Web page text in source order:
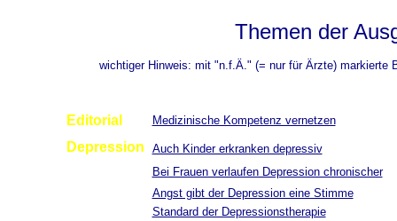
Themen der
wichtiger Hinweis: mit "n.f.Ä." (= nur für Ärzte) markierte
Editorial Medizinische Kompetenz vernetzen
Depression
Auch Kinder erkranken depressiv
Bei Frauen verlaufen Depression chronischer
Angst gibt der Depression eine Stimme
Standard der Depressionstherapie